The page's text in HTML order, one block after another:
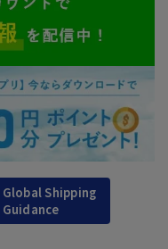
Global Shipping
Guidance